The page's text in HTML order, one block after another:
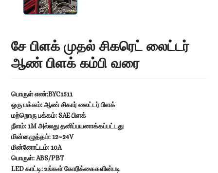
சே பிளக் முதல் சிகரெட் லைட்டர்
ஆண் பிளக் கம்பி வரை
பொருள் எண்:BYC1511
ஒரு பக்கம்: ஆண் சிகார் லைட்டர் பிளக்
மற்றொரு பக்கம்: SAE பிளக்
நீளம்: 1M அல்லது தனிப்பயனாக்கப்பட்டது
மின்னழுத்தம்: 12~24V
மின்னோட்டம்: 10A
பொருள்: ABS/PBT
LED காட்டி: உங்கள் கோரிக்கைகளின்படி